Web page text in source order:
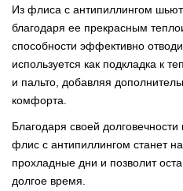
Из флиса с антипиллингом
благодаря ее прекрасным
способности эффективно
используется как подкладка к
и пальто, добавляя
комфорта.
Благодаря своей долговечности
флис с антипиллингом станет
прохладные дни и позволит
долгое время.